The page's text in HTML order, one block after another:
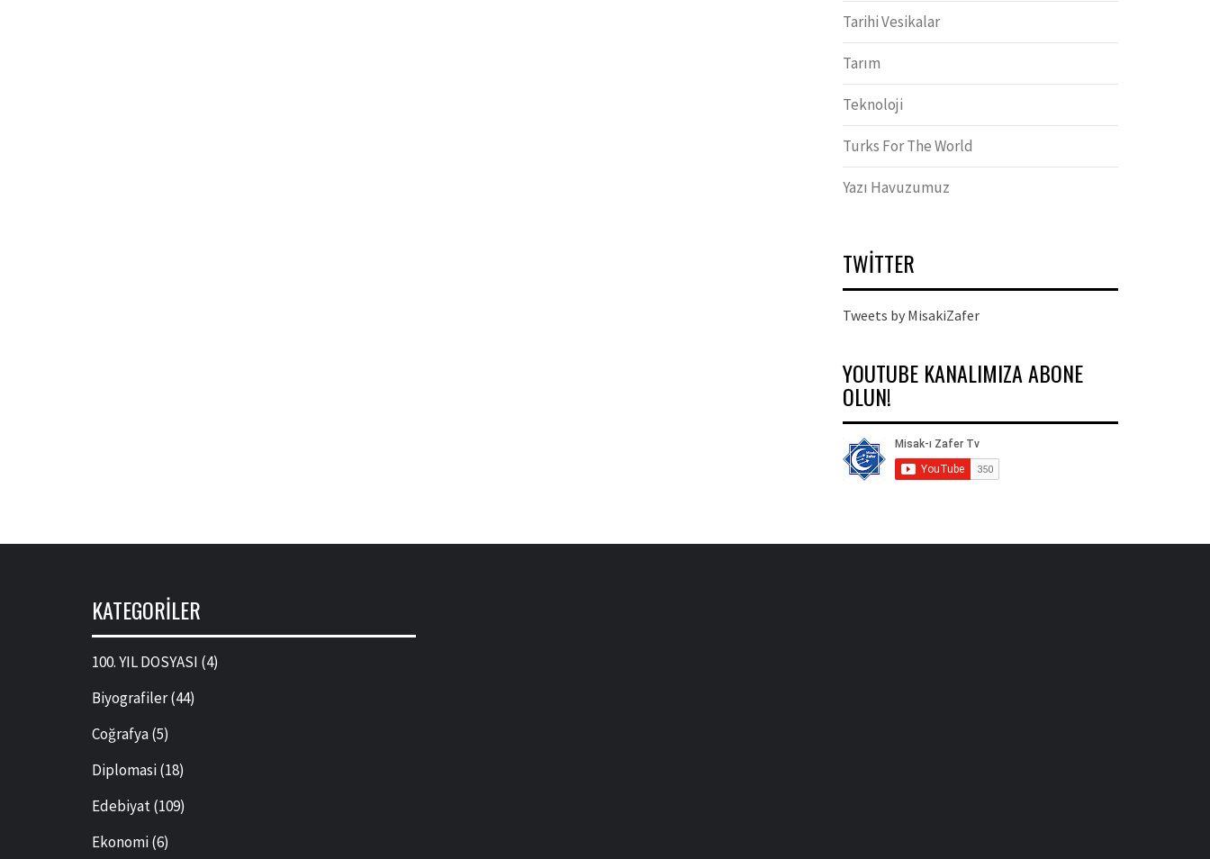
Tarihi Vesikalar
Tarım
Teknoloji
Turks For The World
Yazı Havuzumuz
TWITTER
Tweets by MisakiZafer
YOUTUBE KANALIMIZA ABONE
OLUN!
KATEGORILER
100. YIL DOSYASI (4)
Biyografiler(44)
Coğrafya(5)
Diplomasi(18)
Edebiyat(109)
Ekonomi(6)